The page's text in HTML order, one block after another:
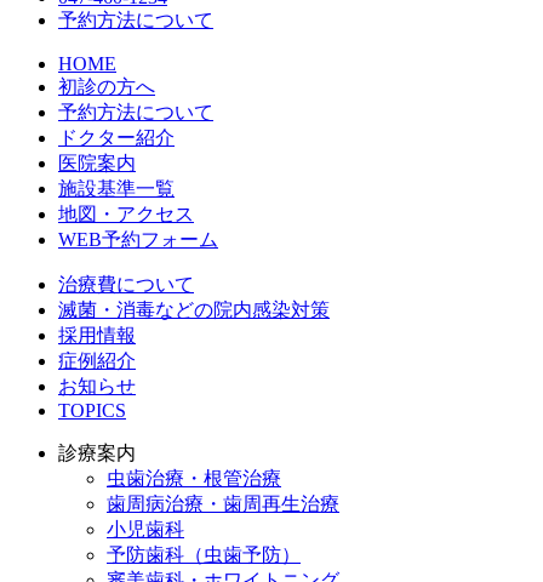
予約方法について
HOME
初診の方へ
予約方法について
ドクター紹介
医院案内
施設基準一覧
地図・アクセス
WEB予約フォーム
治療費について
滅菌・消毒などの院内感染対策
採用情報
症例紹介
お知らせ
TOPICS
診療案内
虫歯治療・根管治療
歯周病治療・歯周再生治療
小児歯科
予防歯科（虫歯予防）